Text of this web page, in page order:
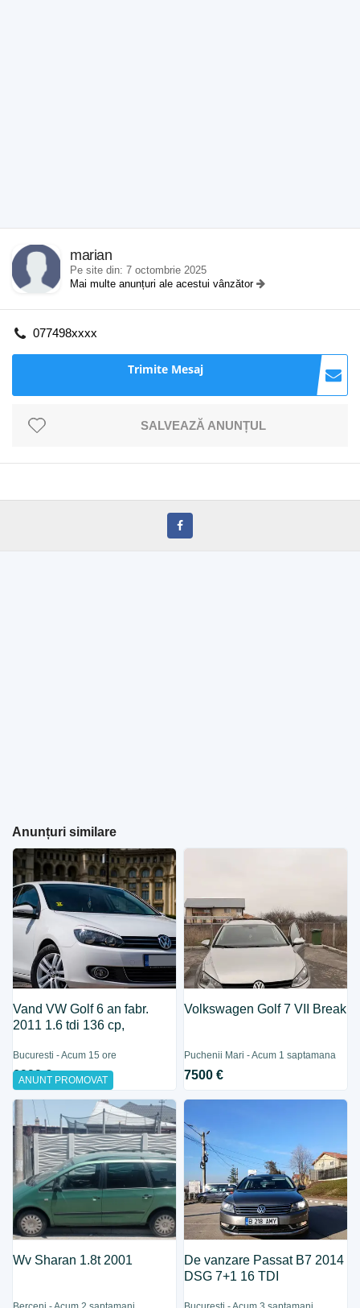
marian
Pe site din: 7 octombrie 2025
Mai multe anunțuri ale acestui vânzător
077498xxxx
Trimite Mesaj
SALVEAZĂ ANUNȚUL
Anunțuri similare
ANUNT PROMOVAT
Vand VW Golf 6 an fabr.
2011 1.6 tdi 136 cp,
Bucuresti - Acum 15 ore
6999 €
Volkswagen Golf 7 VII Break
Puchenii Mari - Acum 1 saptamana
7500 €
Wv Sharan 1.8t 2001
De vanzare Passat B7 2014
DSG 7+1 16 TDI